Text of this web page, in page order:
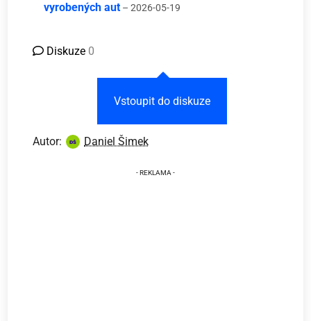
vyrobených aut – 2026-05-19
Diskuze 0
Vstoupit do diskuze
Autor: Daniel Šimek